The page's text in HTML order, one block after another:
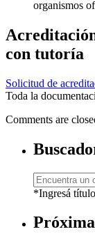
organismos
con tutoría
Solicitud de
Toda la
Comments are
*Ingresá